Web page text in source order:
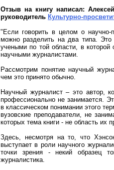
Отзыв на книгу написал:
руководитель Культурно-
"Если говорить в целом о научно-
можно разделить на два типа.
учеными по той области, в которой
научными журналистами.
Рассмотрим понятие научный
чем это принято обычно.
Научный журналист – это автор,
профессионально не занимается.
в классическом понимании этого
вузовские преподаватели, не
которых тема книги - не область их
Здесь, несмотря на то, что
выступает в роли научного
точки зрения - некий образец
журналистика.